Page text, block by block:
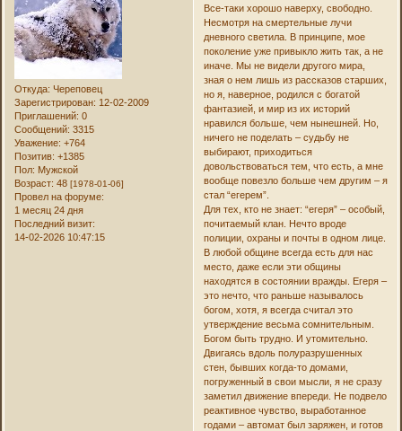
Откуда: Череповец
Зарегистрирован: 12-02-2009
Приглашений: 0
Сообщений: 3315
Уважение: +764
Позитив: +1385
Пол: Мужской
Возраст: 48[1978-01-06]
Провел на форуме:
1 месяц 24 дня
Последний визит:
14-02-2026 10:47:15
Все-таки хорошо наверху, свободно.
Несмотря на смертельные лучи
дневного светила. В принципе, мое
поколение уже привыкло жить так, а не
иначе. Мы не видели другого мира,
зная о нем лишь из рассказов старших,
но я, наверное, родился с богатой
фантазией, и мир из их историй
нравился больше, чем нынешней. Но,
ничего не поделать – судьбу не
выбирают, приходиться
довольствоваться тем, что есть, а мне
вообще повезло больше чем другим – я
стал “егерем”.
Для тех, кто не знает: “егеря” – особый,
почитаемый клан. Нечто вроде
полиции, охраны и почты в одном лице.
В любой общине всегда есть для нас
место, даже если эти общины
находятся в состоянии вражды. Егеря –
это нечто, что раньше называлось
богом, хотя, я всегда считал это
утверждение весьма сомнительным.
Богом быть трудно. И утомительно.
Двигаясь вдоль полуразрушенных
стен, бывших когда-то домами,
погруженный в свои мысли, я не сразу
заметил движение впереди. Не подвело
реактивное чувство, выработанное
годами – автомат был заряжен, и готов